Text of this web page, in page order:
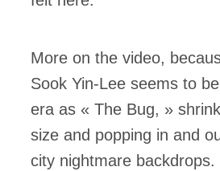
More on the video,
Sook Yin-Lee seems to
era as « The Bug, »
size and popping in and
city nightmare backdrops.